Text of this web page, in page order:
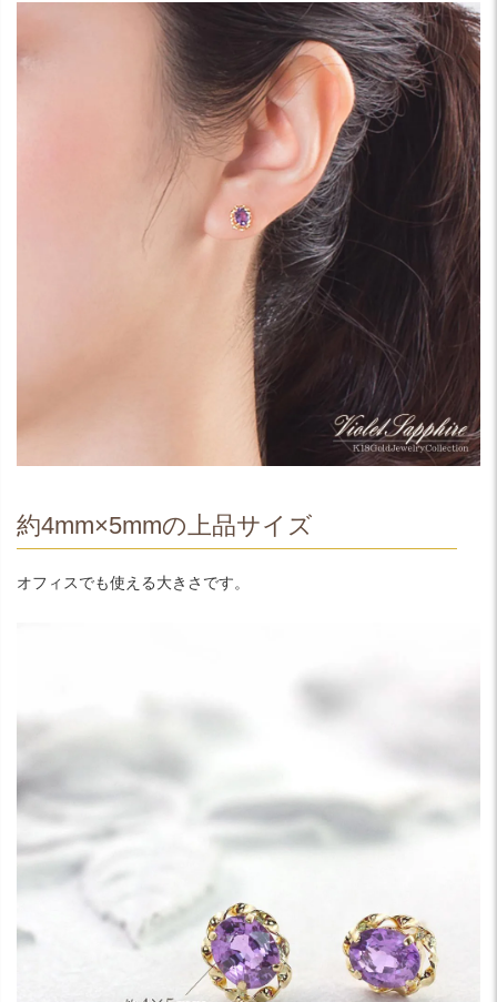
約4mm×5mmの上品サイズ
オフィスでも使える大きさです。